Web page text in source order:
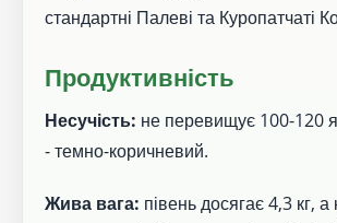
стандартні Палеві та Куропатчаті
Продуктивність
Несучість: не перевищує 100-120
- темно-коричневий.
Жива вага: півень досягає 4,3 кг,